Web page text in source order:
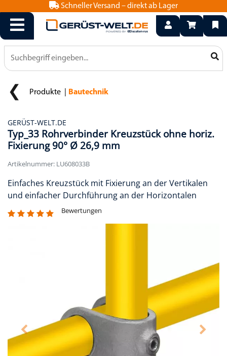
Schneller Versand – direkt ab Lager
0800 15 50 550
info@geruest-welt.de
Produkte Bautechnik
GERÜST-WELT.DE
Typ_33 Rohrverbinder Kreuzstück ohne horiz.
Fixierung 90° Ø 26,9 mm
Artikelnummer: LU608033B
Einfaches Kreuzstück mit Fixierung an der Vertikalen
und einfacher Durchführung an der Horizontalen
Bewertungen